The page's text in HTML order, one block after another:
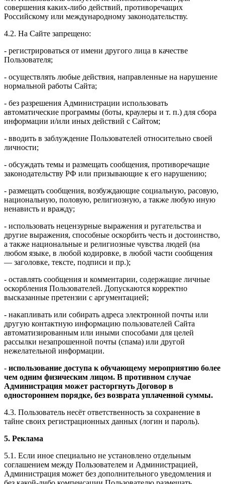
совершения каких-либо действий, противоречащих
Российскому или международному законодательству.
4.2. На Сайте запрещено:
- регистрироваться от имени другого лица в качестве
Пользователя;
- осуществлять любые действия, направленные на нарушение
нормальной работы Сайта;
- без разрешения Администрации использовать
автоматические программы (боты, краулеры и т. п.) для сбора
информации и/или иных действий с Сайтом;
- вводить в заблуждение Пользователей относительно своей
личности;
- обсуждать темы и размещать сообщения, противоречащие
законодательству РФ или призывающие к его нарушению;
- размещать сообщения, возбуждающие социальную, расовую,
национальную, половую, религиозную, а также любую иную
ненависть и вражду;
- использовать нецензурные выражения и ругательства и
другие выражения, способные оскорбить честь и достоинство,
а также национальные и религиозные чувства людей (на
любом языке, в любой кодировке, в любой части сообщения
— заголовке, тексте, подписи и пр.);
- оставлять сообщения и комментарии, содержащие личные
оскорбления Пользователей. Допускаются корректно
высказанные претензии с аргументацией;
- накапливать или собирать адреса электронной почты или
другую контактную информацию пользователей Сайта
автоматизированным или иными способами для целей
рассылки незапрошенной почты (спама) или другой
нежелательной информации.
- использование доступа к обучающему мероприятию более
чем одним физическим лицом. В противном случае
Администрация может расторгнуть Договор в
одностороннем порядке, без возврата уплаченной суммы.
4.3. Пользователь несёт ответственность за сохранение в
тайне своих регистрационных данных (логин и пароль).
5. Реклама
5.1. Если иное специально не установлено отдельным
соглашением между Пользователем и Администрацией,
Администрация может без дополнительного уведомления и